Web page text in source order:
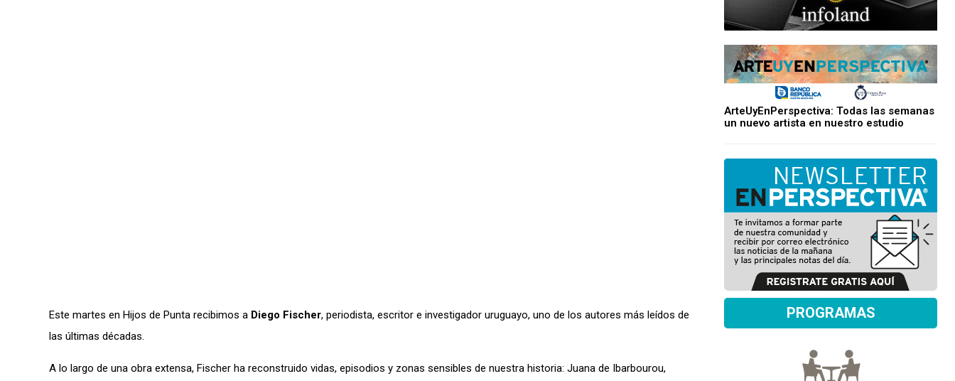
Este martes en Hijos de Punta recibimos a Diego Fischer, periodista, escritor e investigador uruguayo, uno de los autores más leídos de
las últimas décadas.
A lo largo de una obra extensa, Fischer ha reconstruido vidas, episodios y zonas sensibles de nuestra historia: Juana de Ibarbourou,
ArteUyEnPerspectiva: Todas las semanas
un nuevo artista en nuestro estudio
PROGRAMAS